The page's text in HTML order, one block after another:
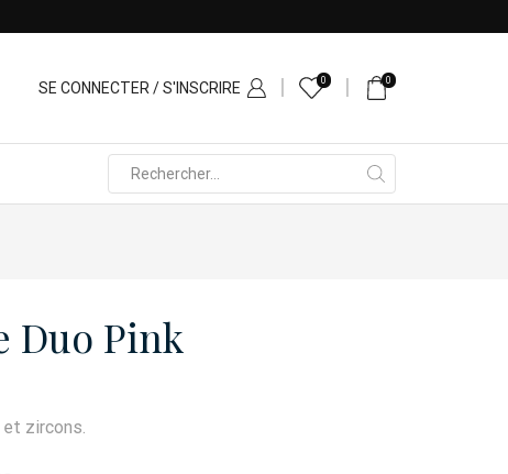
SE CONNECTER / S'INSCRIRE 0 0
input
Duo Pink
et zircons.